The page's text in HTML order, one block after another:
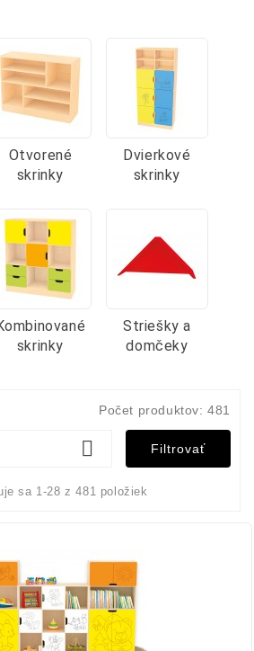
Otvorené
skrinky
Dvierkové
skrinky
skrinky
Striešky a
domčeky
Počet produktov: 481
 Filtrovať
sa 1-28 z 481 položiek